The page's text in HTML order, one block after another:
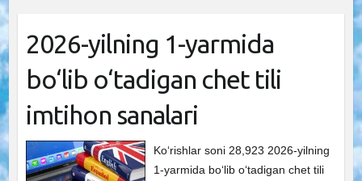
2026-yilning 1-yarmida
bo‘lib o‘tadigan chet tili
imtihon sanalari
Ko‘rishlar soni 28,923 2026-yilning
1-yarmida bo‘lib o‘tadigan chet tili